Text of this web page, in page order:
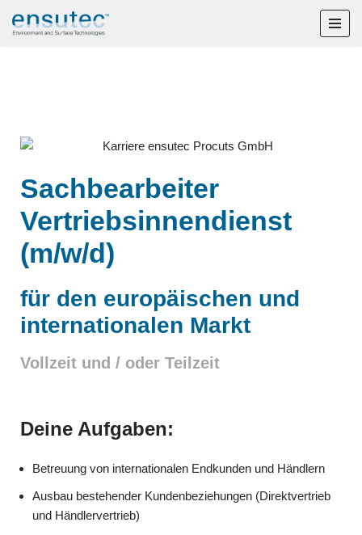
Sachbearbeiter
Vertriebsinnendienst
(m/w/d)
für den europäischen und
internationalen Markt
Vollzeit und / oder Teilzeit
Deine Aufgaben:
Betreuung von internationalen Endkunden und Händlern
Ausbau bestehender Kundenbeziehungen (Direktvertrieb
und Händlervertrieb)